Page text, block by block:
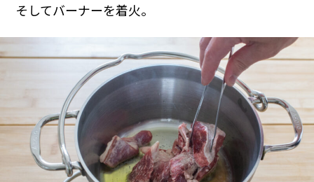
そしてバーナーを着火。